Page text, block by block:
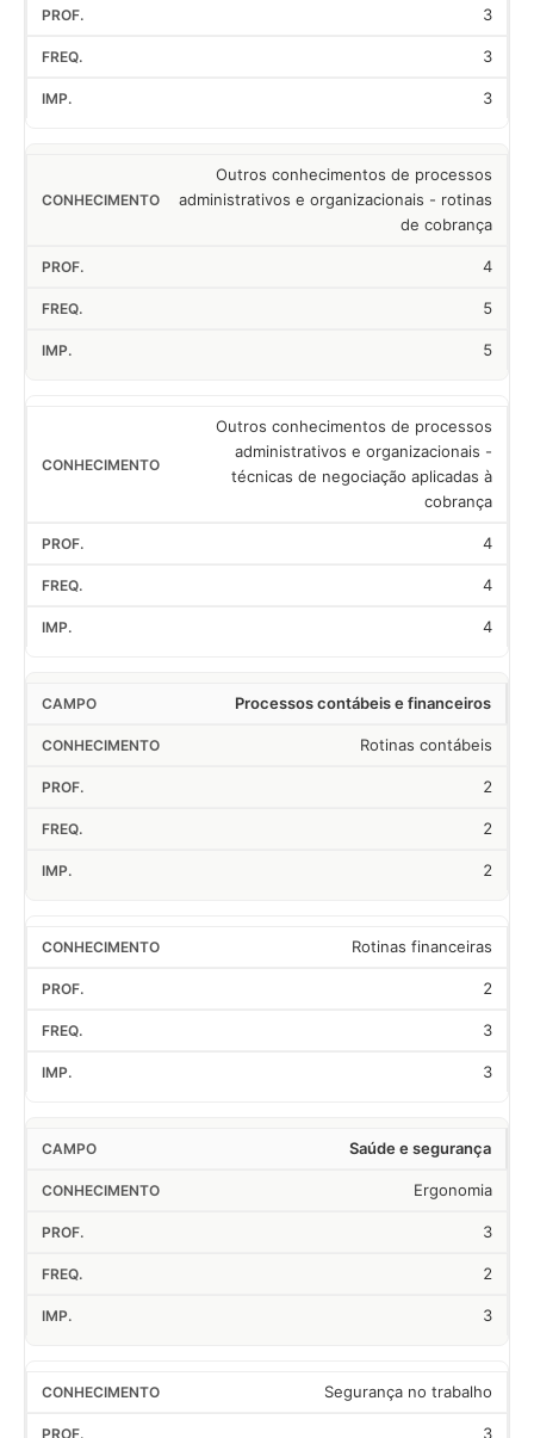
3
3
3
Outros conhecimentos de processos
administrativos e organizacionais - rotinas
de cobrança
4
5
5
Outros conhecimentos de processos
administrativos e organizacionais -
técnicas de negociação aplicadas à
cobrança
4
4
4
Processos contábeis e financeiros
Rotinas contábeis
2
2
2
Rotinas financeiras
2
3
3
Saúde e segurança
Ergonomia
3
2
3
Segurança no trabalho
3